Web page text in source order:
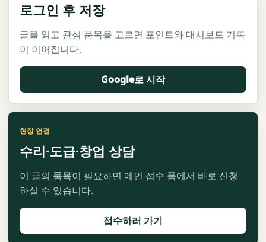
로그인 후 저장
글을 읽고 관심 품목을 고르면 포인트와 대시보드 기록
이 이어집니다.
Google로 시작
현장 연결
수리·도급·창업 상담
이 글의 품목이 필요하면 메인 접수 폼에서 바로 신청
하실 수 있습니다.
접수하러 가기